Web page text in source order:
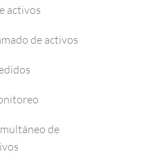
activos
de activos
de